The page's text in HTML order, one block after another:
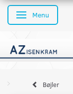
Skifte navigation
Menu
Bøjler